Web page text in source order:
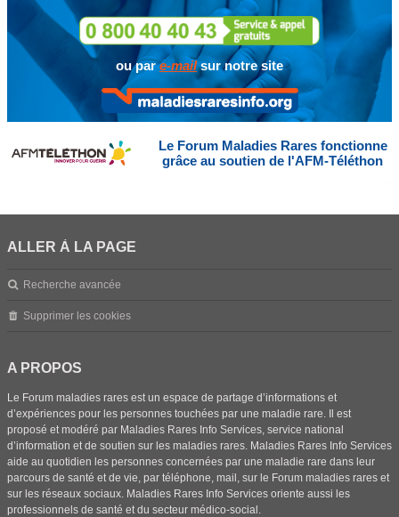
ou pare-mailsur notre site
Le Forum Maladies Rares fonctionne
grâce au soutien de l'AFM-Téléthon
ALLER À LA PAGE
Recherche avancée
Supprimer les cookies
A PROPOS
Le Forum maladies rares est un espace de partage d’informations et
d’expériences pour les personnes touchées par une maladie rare. Il est
proposé et modéré par Maladies Rares Info Services, service national
d’information et de soutien sur les maladies rares. Maladies Rares Info Services
aide au quotidien les personnes concernées par une maladie rare dans leur
parcours de santé et de vie, par téléphone, mail, sur le Forum maladies rares et
sur les réseaux sociaux. Maladies Rares Info Services oriente aussi les
professionnels de santé et du secteur médico-social.